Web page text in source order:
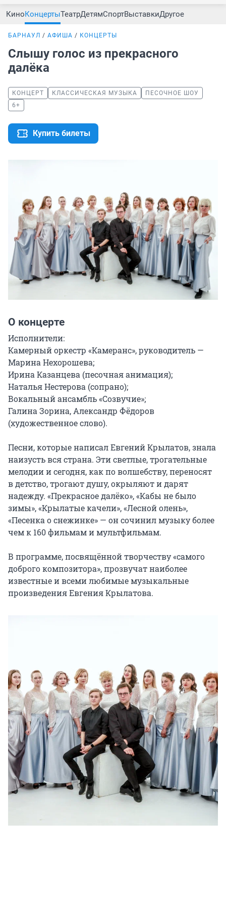
КиноКонцертыТеатрДетямСпортВыставкиДругое
БАРНАУЛ АФИША КОНЦЕРТЫ
Слышу голос из прекрасного
далёка
КОНЦЕРТ КЛАССИЧЕСКАЯ МУЗЫКА
ПЕСОЧНОЕ ШОУ
6+
Купить билеты
О концерте
Исполнители:
Камерный оркестр «Камеранс», руководитель —
Марина Нехорошева;
Ирина Казанцева (песочная анимация);
Наталья Нестерова (сопрано);
Вокальный ансамбль «Созвучие»;
Галина Зорина, Александр Фёдоров
(художественное слово).
Песни, которые написал Евгений Крылатов, знала
наизусть вся страна. Эти светлые, трогательные
мелодии и сегодня, как по волшебству, переносят
в детство, трогают душу, окрыляют и дарят
надежду. «Прекрасное далёко», «Кабы не было
зимы», «Крылатые качели», «Лесной олень»,
«Песенка о снежинке» — он сочинил музыку более
чем к 160 фильмам и мультфильмам.
В программе, посвящённой творчеству «самого
доброго композитора», прозвучат наиболее
известные и всеми любимые музыкальные
произведения Евгения Крылатова.